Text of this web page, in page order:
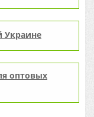
Украине
оптовых